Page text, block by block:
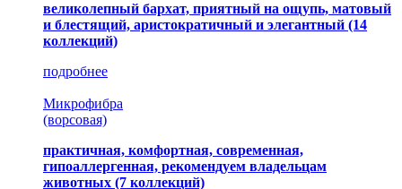
великолепный бархат, приятный на ощупь, матовый
и блестящий, аристократичный и элегантный (14
коллекций)
подробнее
Микрофибра
(ворсовая)
практичная, комфортная, современная,
гипоаллергенная, рекомендуем владельцам
животных (7 коллекций)